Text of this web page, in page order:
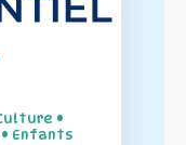
•
• Enfants